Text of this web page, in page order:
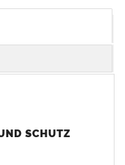
DES BAUWERKS.
auf das
SCHUTZ